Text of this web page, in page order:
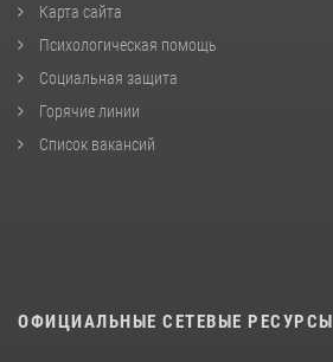
Карта сайта
Психологическая помощь
Социальная защита
Горячие линии
Список вакансий
ОФИЦИАЛЬНЫЕ СЕТЕВЫЕ РЕСУРСЫ